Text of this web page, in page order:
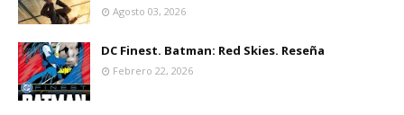
Agosto 03, 2026
DC Finest. Batman: Red Skies. Reseña
Febrero 22, 2026